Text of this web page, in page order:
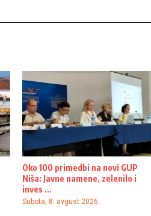
Oko 100 primedbi na novi GUP
Niša: Javne namene, zelenilo i
inves ...
Subota, 8. avgust 2026.